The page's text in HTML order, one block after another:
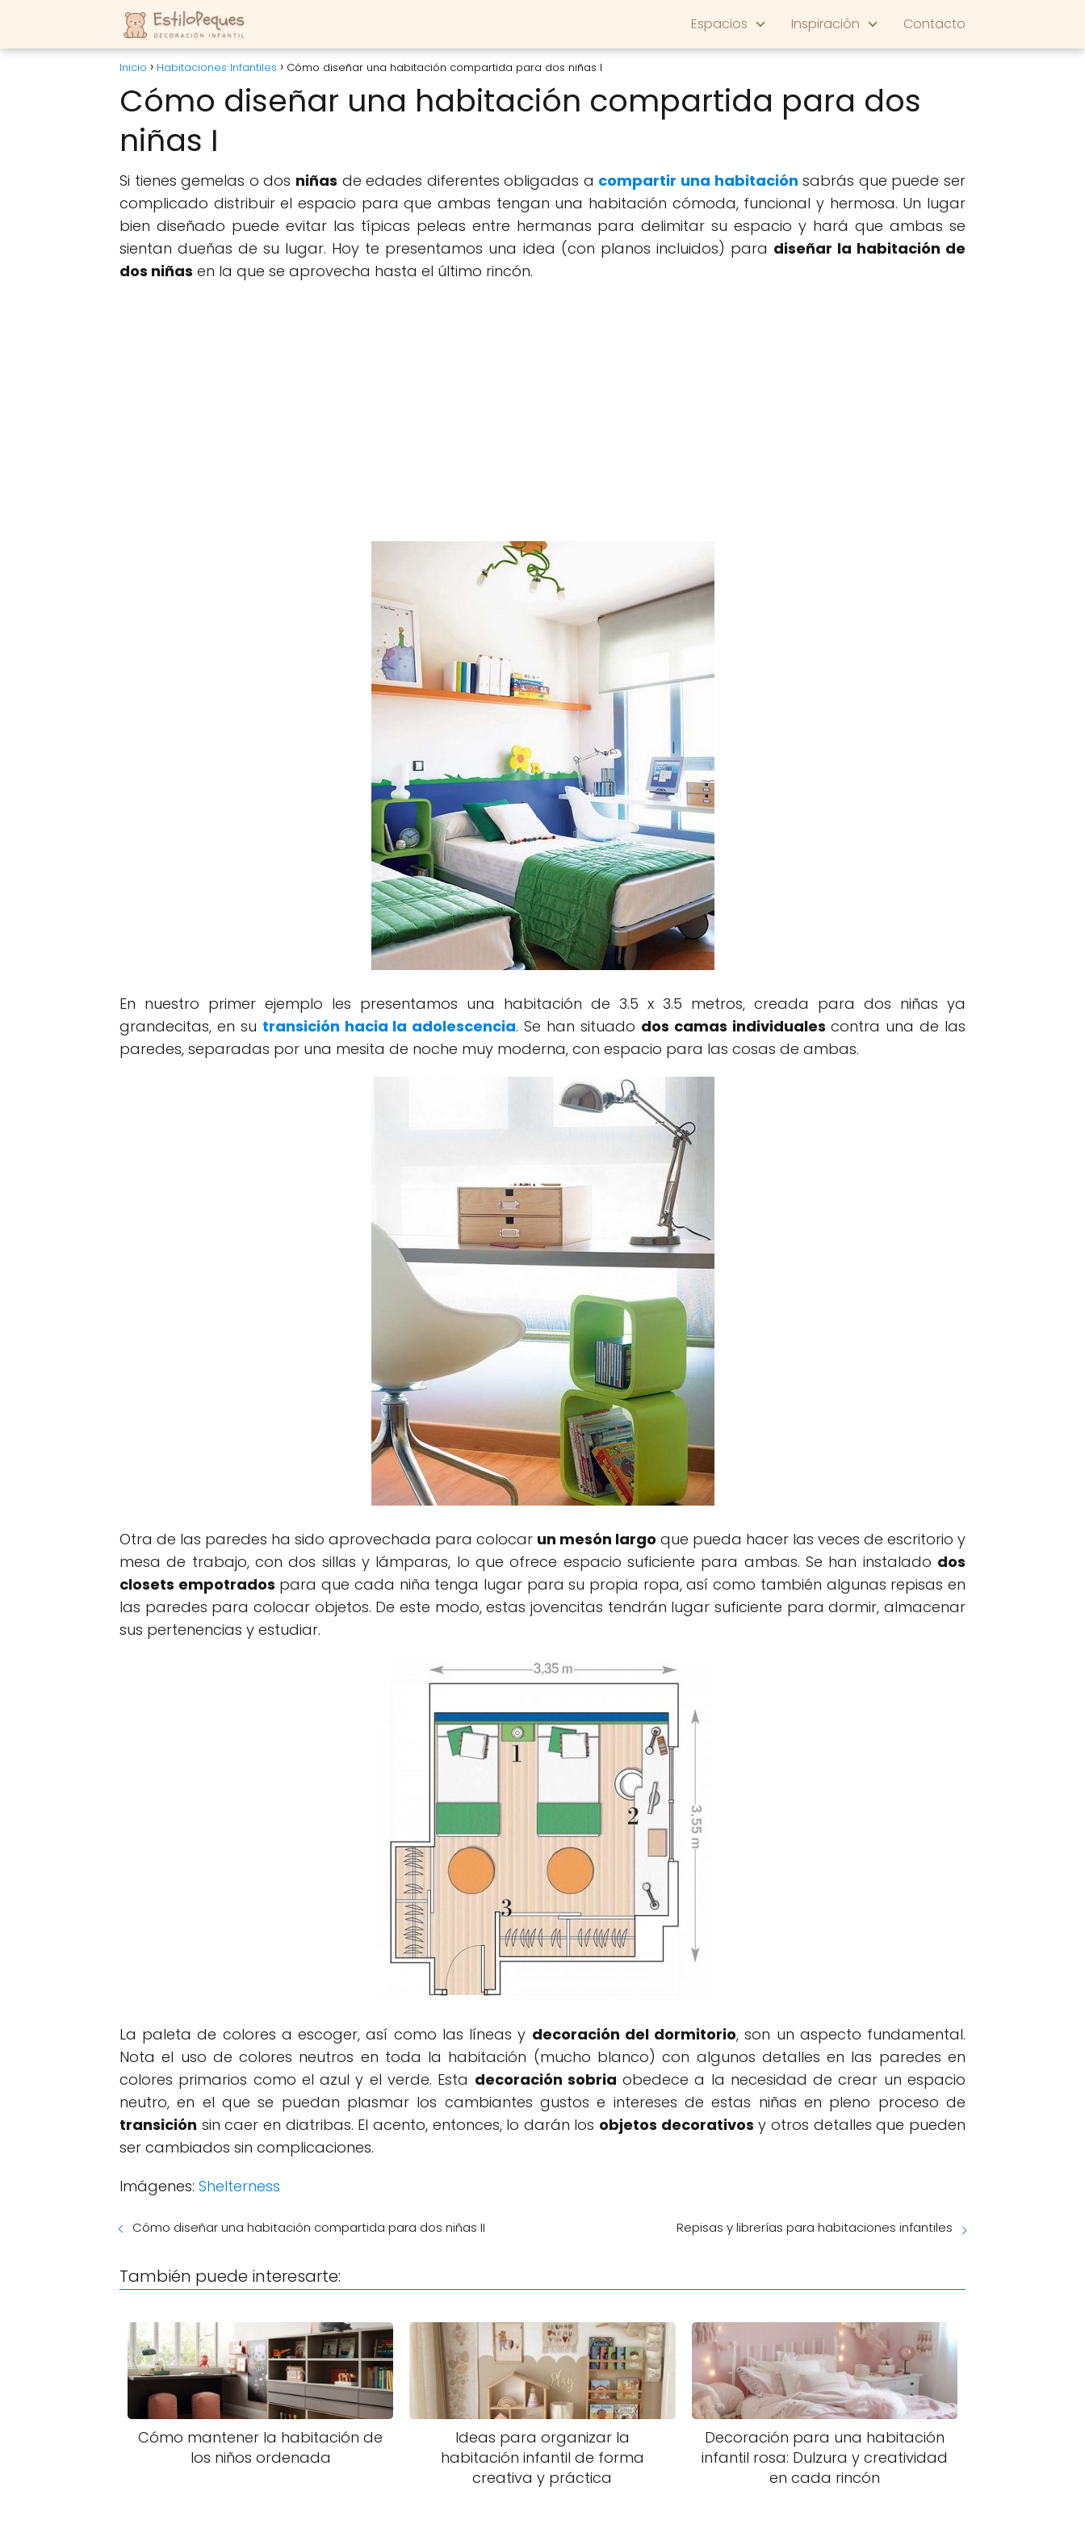
Espacios Inspiración Contacto
Inicio Habitaciones Infantiles Cómo diseñar una habitación compartida para dos niñas I
Cómo diseñar una habitación compartida para dos
niñas I
Si tienes gemelas o dos niñas de edades diferentes obligadas a compartir una habitación sabrás que puede ser
complicado distribuir el espacio para que ambas tengan una habitación cómoda, funcional y hermosa. Un lugar
bien diseñado puede evitar las típicas peleas entre hermanas para delimitar su espacio y hará que ambas se
sientan dueñas de su lugar. Hoy te presentamos una idea (con planos incluidos) para diseñar la habitación de
dos niñas en la que se aprovecha hasta el último rincón.
En nuestro primer ejemplo les presentamos una habitación de 3.5 x 3.5 metros, creada para dos niñas ya
grandecitas, en su transición hacia la adolescencia. Se han situado dos camas individuales contra una de las
paredes, separadas por una mesita de noche muy moderna, con espacio para las cosas de ambas.
Otra de las paredes ha sido aprovechada para colocar un mesón largo que pueda hacer las veces de escritorio y
mesa de trabajo, con dos sillas y lámparas, lo que ofrece espacio suficiente para ambas. Se han instalado dos
closets empotrados para que cada niña tenga lugar para su propia ropa, así como también algunas repisas en
las paredes para colocar objetos. De este modo, estas jovencitas tendrán lugar suficiente para dormir, almacenar
sus pertenencias y estudiar.
La paleta de colores a escoger, así como las líneas y decoración del dormitorio, son un aspecto fundamental.
Nota el uso de colores neutros en toda la habitación (mucho blanco) con algunos detalles en las paredes en
colores primarios como el azul y el verde. Esta decoración sobria obedece a la necesidad de crear un espacio
neutro, en el que se puedan plasmar los cambiantes gustos e intereses de estas niñas en pleno proceso de
transición sin caer en diatribas. El acento, entonces, lo darán los objetos decorativos y otros detalles que pueden
ser cambiados sin complicaciones.
Imágenes: Shelterness
Cómo diseñar una habitación compartida para dos niñas II Repisas y librerías para habitaciones infantiles
También puede interesarte:
Cómo mantener la habitación de
los niños ordenada
Ideas para organizar la
habitación infantil de forma
creativa y práctica
Decoración para una habitación
infantil rosa: Dulzura y creatividad
en cada rincón